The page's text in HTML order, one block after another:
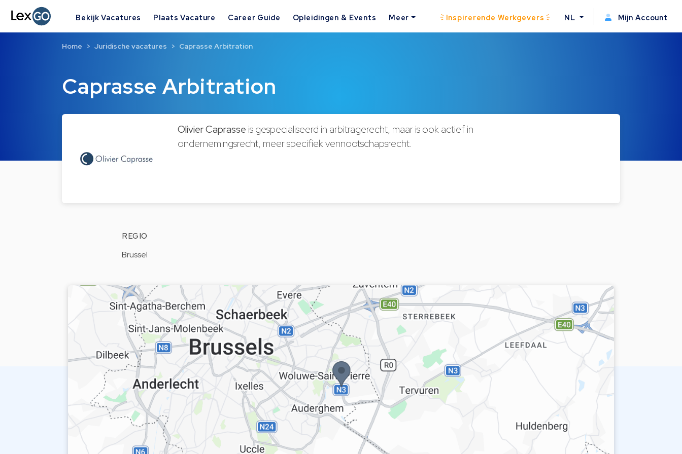
Bekijk Vacatures Plaats Vacature Career Guide Opleidingen & Events Meer Inspirerende Werkgevers NL Mijn Account
Caprasse Arbitration
Home Juridische vacatures Caprasse Arbitration
Olivier Caprasse is gespecialiseerd in arbitragerecht, maar is ook actief in
ondernemingsrecht, meer specifiek vennootschapsrecht.
REGIO
Brussel